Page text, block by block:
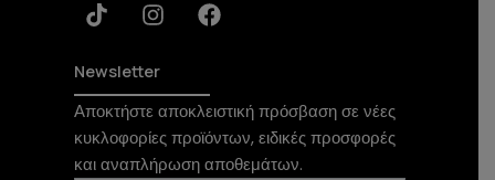
i
t
o
k
n
t
a
g
r
a
a
b
o
o
k
Newsletter
Αποκτήστε αποκλειστική πρόσβαση σε νέες
κυκλοφορίες προϊόντων, ειδικές προσφορές
και αναπλήρωση αποθεμάτων.